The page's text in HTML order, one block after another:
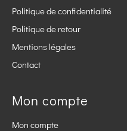
Politique de confidentialité
Politique de retour
Mentions légales
Contact
Mon compte
Mon compte